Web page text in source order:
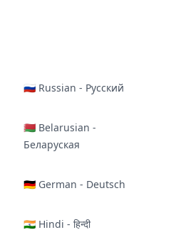
🇷🇺 Russian - Русский
🇧🇾 Belarusian -
Беларуская
🇩🇪 German - Deutsch
🇮🇳 Hindi - हिन्दी